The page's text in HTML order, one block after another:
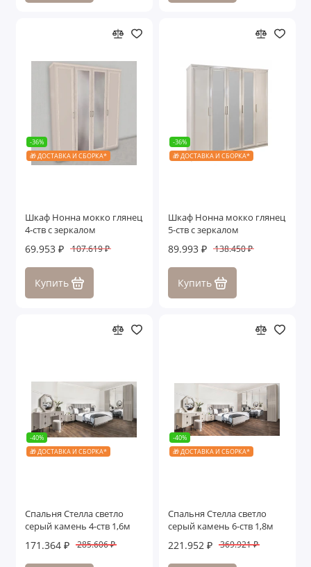
-36%
🎁 ДОСТАВКА И СБОРКА*
Шкаф Нонна мокко глянец
4-ств с зеркалом
69.953 ₽ 107.619 ₽
Купить
-36%
🎁 ДОСТАВКА И СБОРКА*
Шкаф Нонна мокко глянец
5-ств с зеркалом
89.993 ₽ 138.450 ₽
Купить
-40%
🎁 ДОСТАВКА И СБОРКА*
Спальня Стелла светло
серый камень 4-ств 1,6м
171.364 ₽ 285.606 ₽
-40%
🎁 ДОСТАВКА И СБОРКА*
Спальня Стелла светло
серый камень 6-ств 1,8м
221.952 ₽ 369.921 ₽